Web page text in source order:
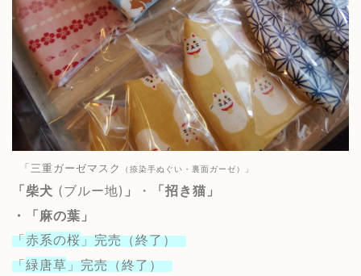
「三重ガーゼマスク （捺染手ぬぐい・裏面ガーゼ）」
「柴犬 (ブルー地) 」 ・
「招き猫」
・「麻の葉 」
「赤系の桜」完売（終了）
「緑唐草」完売（終了）